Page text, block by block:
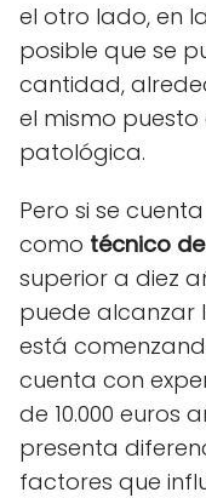
el otro lado, en
posible que se
cantidad,
el mismo
patológica.
Pero si se
como técnico
superior a diez
puede alcanzar
está
cuenta con
de 10.000 euros
presenta
factores que